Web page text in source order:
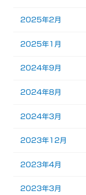
2025年2月
2025年1月
2024年9月
2024年8月
2024年3月
2023年12月
2023年4月
2023年3月